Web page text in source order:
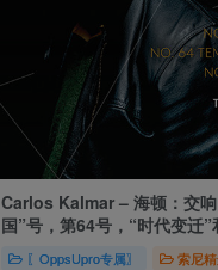
Carlos Kalmar – 海顿：交
国”号，第64号，“时代变迁”
号 (俄勒冈交响乐团，卡尔玛)
〖OppsUpro专属〗 索尼